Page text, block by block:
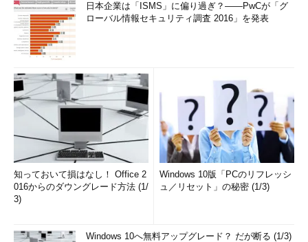
日本企業は「ISMS」に偏り過ぎ？――PwCが「グ
ローバル情報セキュリティ調査 2016」を発表
知っておいて損はなし！ Office 2
016からのダウングレード方法 (1/
3)
Windows 10版「PCのリフレッシ
ュ／リセット」の秘密 (1/3)
Windows 10へ無料アップグレード？ だが断る (1/3)